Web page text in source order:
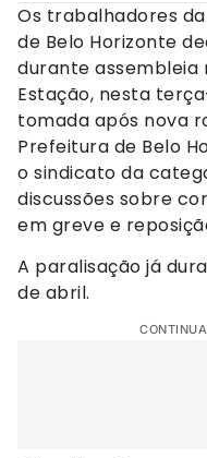
Os trabalhadores
de Belo Horizonte
durante assembleia
Estação, nesta
tomada após nova
Prefeitura de Belo
o sindicato da
discussões sobre
em greve e
A paralisação já
de abril.